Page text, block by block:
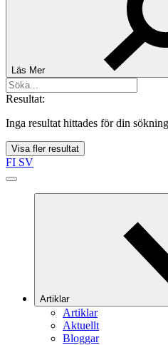
Läs Mer
Resultat:
Inga resultat hittades för din
Visa fler resultat
FI SV
Artiklar
Artiklar
Aktuellt
Bloggar